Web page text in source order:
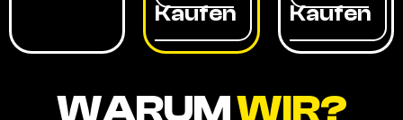
Kaufen
Kaufen
WARUMWIR?